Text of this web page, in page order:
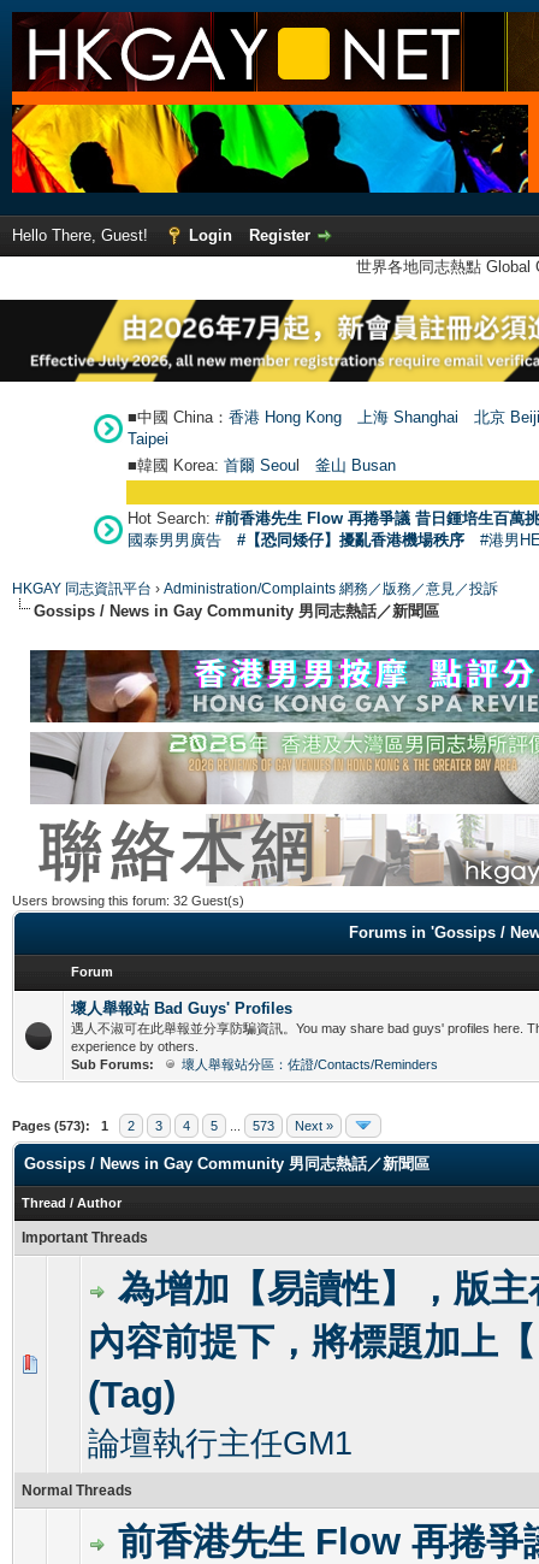
Hello There, Guest! Login
Register
世界各地同志熱點
■中國 China： 香港 Hong Kong 上海 Shanghai
北京
Taipei
■韓國 Korea: 首爾 Seoul 釜山 Busan
Hot Search: #前香港先生 Flow 再捲爭議 昔日鍾培生百萬
國泰男男廣告
#【恐同矮仔】擾亂香港機場秩序 #港男
HKGAY 同志資訊平台 › Administration/Complaints 網務／版務／意見／投訴
Gossips / News in Gay Community 男同志熱話／新聞區
Users browsing this forum: 32 Guest(s)
Forums in 'Gossips /
Forum
壞人舉報站 Bad Guys' Profiles
遇人不淑可在此舉報並分享防騙資訊。You may share bad guys' profiles here.
experience by others.
Sub Forums:
壞人舉報站分區：佐證/Contacts/Reminders
Pages (573): 1 2 3 4 5 573 Next »
Gossips / News in Gay Community 男同志熱話／新聞區
Thread / Author
Important Threads
為增加【易讀性】，版
內容前提下，將標題加上
(Tag)
論壇執行主任GM1
0 Vote(s) - 0 out of 5 in Average
1 5
Normal Threads
前香港先生 Flow 再捲